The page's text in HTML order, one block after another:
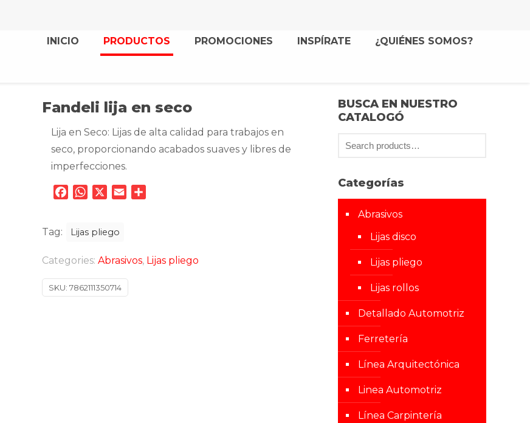
INICIO PRODUCTOS PROMOCIONES INSPÍRATE ¿QUIÉNES SOMOS?
Fandeli lija en seco
Lija en Seco: Lijas de alta calidad para trabajos en
seco, proporcionando acabados suaves y libres de
imperfecciones.
Facebook
WhatsAppEmail
Tag: Lijas pliego
Categories:Abrasivos, Lijas pliego
SKU:7862111350714
BUSCA EN NUESTRO
CATALOGÓ
Categorías
Abrasivos
Lijas disco
Lijas pliego
Lijas rollos
Detallado Automotriz
Ferretería
Línea Arquitectónica
Linea Automotriz
Línea Carpintería